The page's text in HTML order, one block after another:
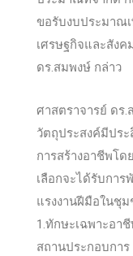
ขอรับงบประมาณ
เศรษฐกิจและสังค
ดร.สมพงษ์ กล่าว
ศาสตราจารย์ ดร.
วัตถุประสงค์มีปร
การสร้างอาชีพโ
เลือกจะได้รับกา
แรงงานฝีมือในชุ
1.ทักษะเฉพาะอา
สถานประกอบกา